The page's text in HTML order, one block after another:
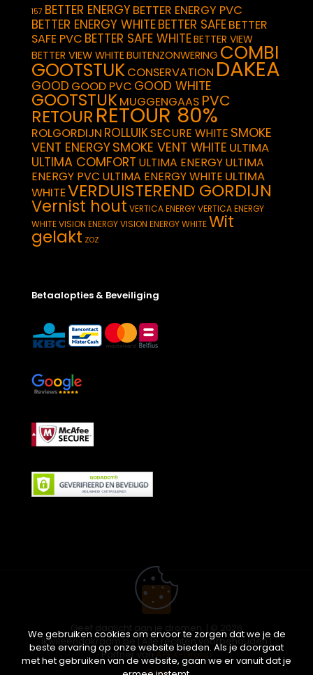
157 BETTER ENERGYBETTER ENERGY PVC
BETTER ENERGY WHITEBETTER SAFEBETTER
SAFE PVC BETTER SAFE WHITEBETTER VIEW
BETTER VIEW WHITEBUITENZONWERING COMBI
GOOTSTUKCONSERVATION DAKEA
GOOD GOOD PVC GOOD WHITE
GOOTSTUKMUGGENGAAS PVC
RETOUR RETOUR 80%
ROLGORDIJN ROLLUIKSECURE WHITE SMOKE
VENT ENERGYSMOKE VENT WHITE ULTIMA
ULTIMA COMFORT ULTIMA ENERGYULTIMA
ENERGY PVC ULTIMA ENERGY WHITE ULTIMA
WHITEVERDUISTEREND GORDIJN
Vernist hout VERTICA ENERGYVERTICA ENERGY
WHITEVISION ENERGYVISION ENERGY WHITEWit
gelakt ZOZ
Betaalopties & Beveiliging
Geef daglicht aan je dromen. | © 2026
ikwileendakraam.be | Alle rechten voorbehouden |
Partner vanAPEX-Groep
We gebruiken cookies om ervoor te zorgen dat we je de
beste ervaring op onze website bieden. Als je doorgaat
met het gebruiken van de website, gaan we er vanuit dat je